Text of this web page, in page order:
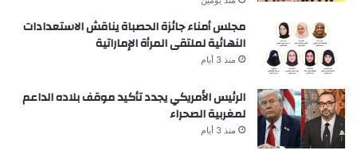
مجلس أمناء جائزة الحصباة يناقش الاستعدادات
النهائية لملتقى المرأة الإماراتية
منذ 3 أيام
الرئيس الأمريكي يجدد تأكيد موقف بلاده الداعم
لمغربية الصحراء
منذ 3 أيام